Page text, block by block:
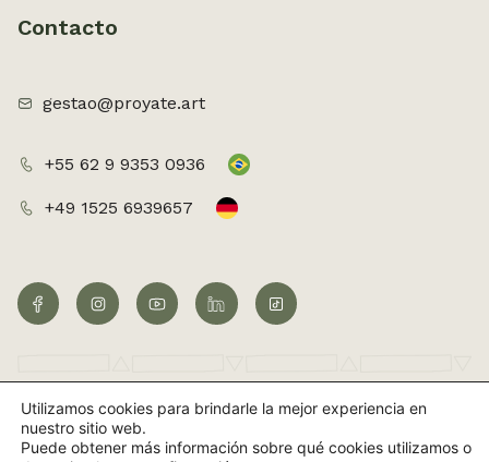
Contacto
gestao@proyate.art
+55 62 9 9353 0936
+49 1525 6939657
©2026 Todos os direitos reservados
Sitio web creado por UpSites
Utilizamos cookies para brindarle la mejor experiencia en
nuestro sitio web.
Puede obtener más información sobre qué cookies utilizamos o